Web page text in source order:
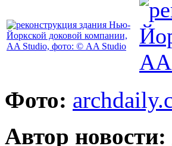
Фото:
Автор новости: